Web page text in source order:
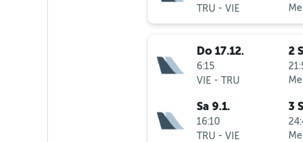
TRU - VIE
Do 17.12.
6:15
VIE - TRU
2
Sa 9.1.
16:10
TRU - VIE
3